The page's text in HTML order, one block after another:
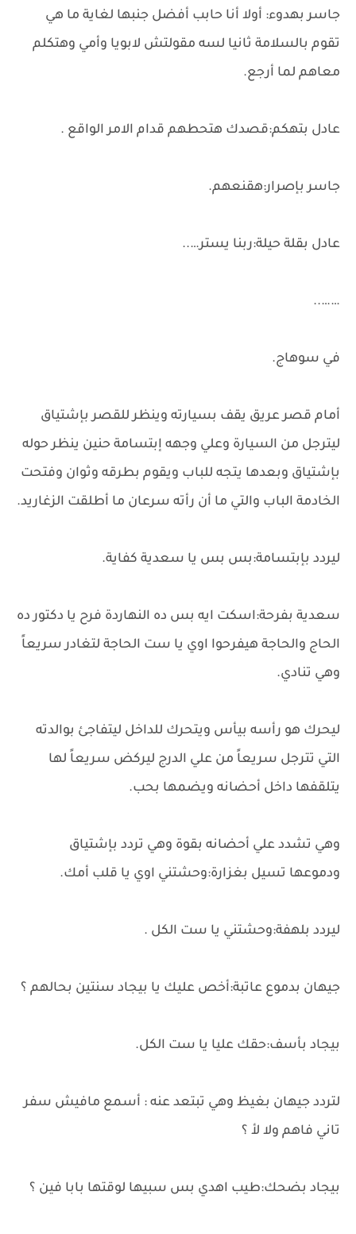
جاسر بهدوء: أولا أنا حابب أفضل جنبها لغاية ما هي
تقوم بالسلامة ثانيا لسه مقولتش لابويا وأمي وهتكلم
معاهم لما أرجع.
عادل بتهكم:قصدك هتحطهم قدام الامر الواقع .
جاسر بإصرار:هقنعهم.
عادل بقلة حيلة:ربنا يستر…..
……..
في سوهاج.
أمام قصر عريق يقف بسيارته وينظر للقصر بإشتياق
ليترجل من السيارة وعلي وجهه إبتسامة حنين ينظر حوله
بإشتياق وبعدها يتجه للباب ويقوم بطرقه وثوان وفتحت
الخادمة الباب والتي ما أن رأته سرعان ما أطلقت الزغاريد.
ليردد بإبتسامة:بس بس يا سعدية كفاية.
سعدية بفرحة:اسكت ايه بس ده النهاردة فرح يا دكتور ده
الحاج والحاجة هيفرحوا اوي يا ست الحاجة لتغادر سريعاً
وهي تنادي.
ليحرك هو رأسه بيأس ويتحرك للداخل ليتفاجئ بوالدته
التي تترجل سريعاً من علي الدرج ليركض سريعاً لها
يتلقفها داخل أحضانه ويضمها بحب.
وهي تشدد علي أحضانه بقوة وهي تردد بإشتياق
ودموعها تسيل بغزارة:وحشتني اوي يا قلب أمك.
ليردد بلهفة:وحشتني يا ست الكل .
جيهان بدموع عاتبة:أخص عليك يا بيجاد سنتين بحالهم ؟
بيجاد بأسف:حقك عليا يا ست الكل.
لتردد جيهان بغيظ وهي تبتعد عنه : أسمع مافيش سفر
تاني فاهم ولا لأ ؟
بيجاد بضحك:طيب اهدي بس سبيها لوقتها بابا فين ؟